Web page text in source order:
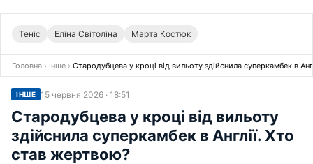
Теніс Еліна Світоліна Марта Костюк
Головна › Інше › Стародубцева у кроці від вильоту здійснила суперкамбек в
ІНШЕ 15 червня 2026 · 18:51
Стародубцева у кроці від вильоту
здійснила суперкамбек в Англії. Хто
став жертвою?